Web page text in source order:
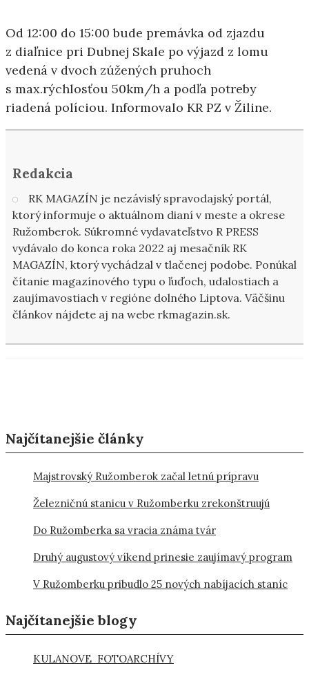
Od 12:00 do 15:00 bude premávka od zjazdu
z diaľnice pri Dubnej Skale po výjazd z lomu
vedená v dvoch zúžených pruhoch
s max.rýchlosťou 50km/h a podľa potreby
riadená políciou. Informovalo KR PZ v Žiline.
Redakcia
RK MAGAZÍN je nezávislý spravodajský portál,
ktorý informuje o aktuálnom dianí v meste a okrese
Ružomberok. Súkromné vydavateľstvo R PRESS
vydávalo do konca roka 2022 aj mesačník RK
MAGAZÍN, ktorý vychádzal v tlačenej podobe. Ponúkal
čítanie magazínového typu o ľuďoch, udalostiach a
zaujímavostiach v regióne dolného Liptova. Väčšinu
článkov nájdete aj na webe rkmagazin.sk.
Najčítanejšie články
Majstrovský Ružomberok začal letnú prípravu
Železničnú stanicu v Ružomberku zrekonštruujú
Do Ružomberka sa vracia známa tvár
Druhý augustový víkend prinesie zaujímavý program
V Ružomberku pribudlo 25 nových nabíjacích staníc
Najčítanejšie blogy
KULANOVE FOTOARCHÍVY